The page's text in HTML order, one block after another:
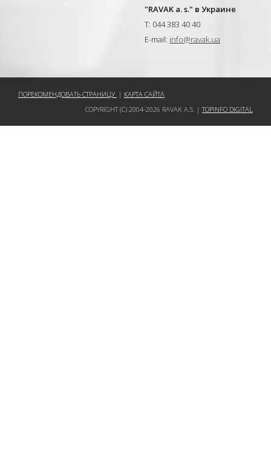
"RAVAK a. s." в Украине
T: 044 383 40 40
E-mail: info@ravak.ua
ПОРЕКОМЕНДОВАТЬ СТРАНИЦУ | КАРТА САЙТА
COPYRIGHT (C) 2004-2026 RAVAK A.S. |TOPINFO DIGITAL